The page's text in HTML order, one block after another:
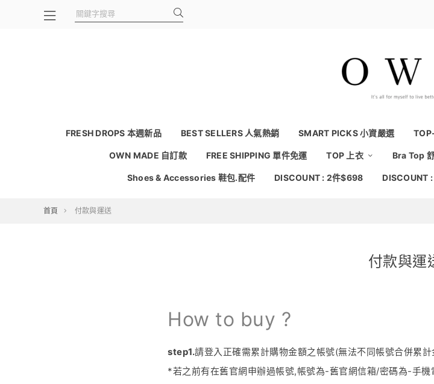
FRESH DROPS 本週新品 BEST SELLERS 人氣熱銷 SMART PICKS 小資嚴選
OWN MADE 自訂款 FREE SHIPPING 單件免運 TOP 上衣 Bra Top
Shoes & Accessories 鞋包.配件 DISCOUNT : 2件$698 DISCOUNT
首頁 付款與運送
付款與運
How to buy ?
step1.請登入正確需累計購物金額之帳號(無法不同帳號合併累計
*若之前有在舊官網申辦過帳號,帳號為-舊官網信箱/密碼為-手機